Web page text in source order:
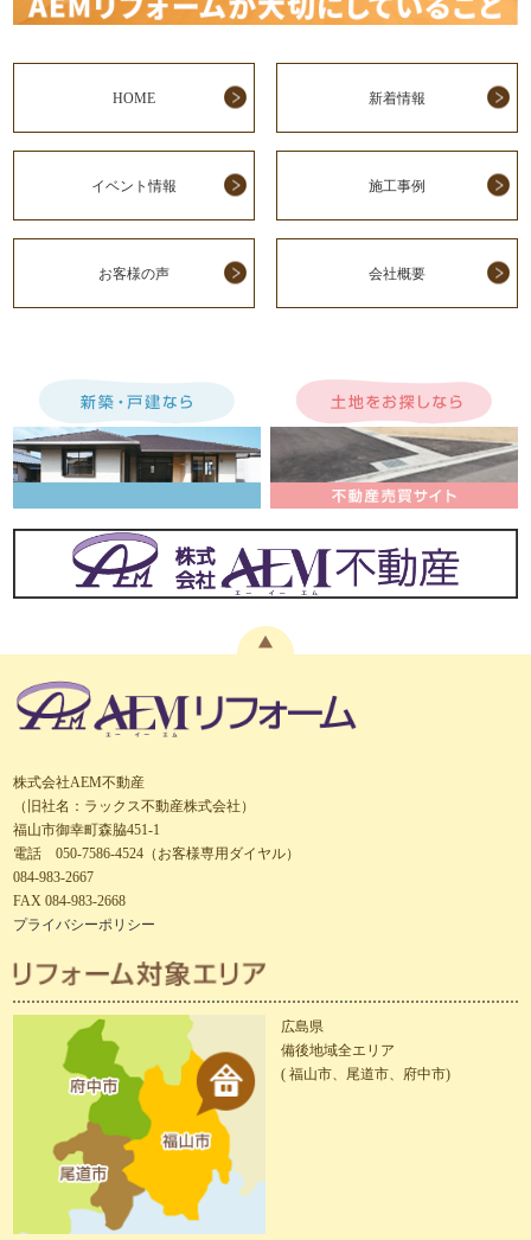
HOME 新着情報
イベント情報 施工事例
お客様の声 会社概要
株式会社AEM不動産
（旧社名：ラックス不動産株式会社）
福山市御幸町森脇451-1
電話 050-7586-4524（お客様専用ダイヤル）
084-983-2667
FAX 084-983-2668
プライバシーポリシー
広島県
備後地域全エリア
( 福山市、尾道市、府中市)